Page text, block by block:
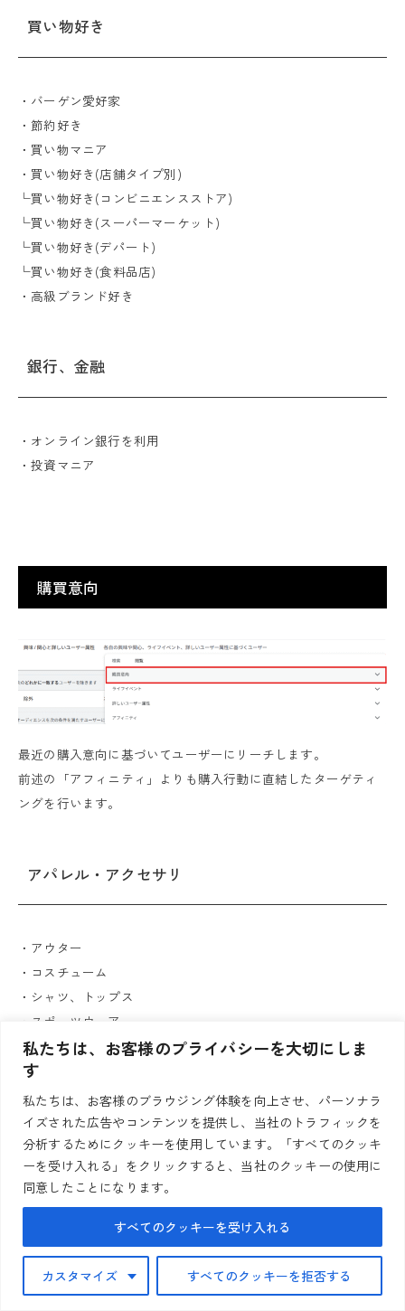
私たちは、お客様のプライバシーを大切にしま
す
私たちは、お客様のブラウジング体験を向上させ、パーソナラ
イズされた広告やコンテンツを提供し、当社のトラフィックを
分析するためにクッキーを使用しています。「すべてのクッキ
ーを受け入れる」をクリックすると、当社のクッキーの使用に
同意したことになります。
カスタマイズ すべてのクッキーを拒否する
すべてのクッキーを受け入れる
買い物好き
・バーゲン愛好家
・節約好き
・買い物マニア
・買い物好き(店舗タイプ別)
└買い物好き(コンビニエンスストア)
└買い物好き(スーパーマーケット)
└買い物好き(デパート)
└買い物好き(食料品店)
・高級ブランド好き
銀行、金融
・オンライン銀行を利用
・投資マニア
購買意向
最近の購入意向に基づいてユーザーにリーチします。
前述の「アフィニティ」よりも購入行動に直結したターゲティ
ングを行います。
アパレル・アクセサリ
・アウター
・コスチューム
・シャツ、トップス
・スポーツウェア
└ヨガウェア
└ランニングウェア
・ハンドバッグ
・下着
・女性用下着
・婦人服
・宝石、時計
└結婚指輪、婚約指輪
└ネックレス